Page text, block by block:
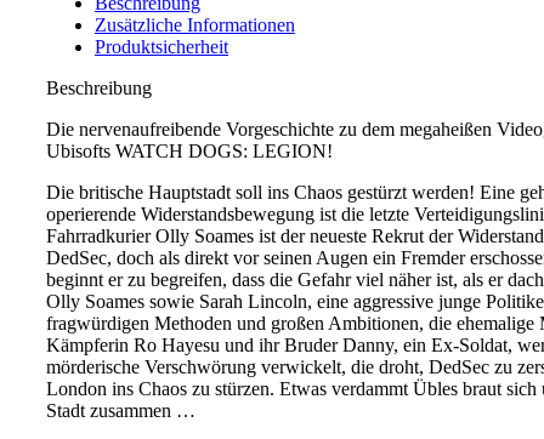
Zusätzliche Informationen
Produktsicherheit
Beschreibung
Die nervenaufreibende Vorgeschichte zu dem megaheißen
Ubisofts WATCH DOGS: LEGION!
Die britische Hauptstadt soll ins Chaos gestürzt werden! Eine
operierende Widerstandsbewegung ist die letzte
Fahrradkurier Olly Soames ist der neueste Rekrut der
DedSec, doch als direkt vor seinen Augen ein Fremder
beginnt er zu begreifen, dass die Gefahr viel näher ist, als er
Olly Soames sowie Sarah Lincoln, eine aggressive junge
fragwürdigen Methoden und großen Ambitionen, die
Kämpferin Ro Hayesu und ihr Bruder Danny, ein Ex-Soldat,
mörderische Verschwörung verwickelt, die droht, DedSec zu
London ins Chaos zu stürzen. Etwas verdammt Übles braut sich
Stadt zusammen …